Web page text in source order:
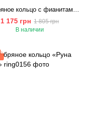
Серебряное кольцо с фианитами «Непревзойденность»
1 175 грн 1 805 грн
В наличии